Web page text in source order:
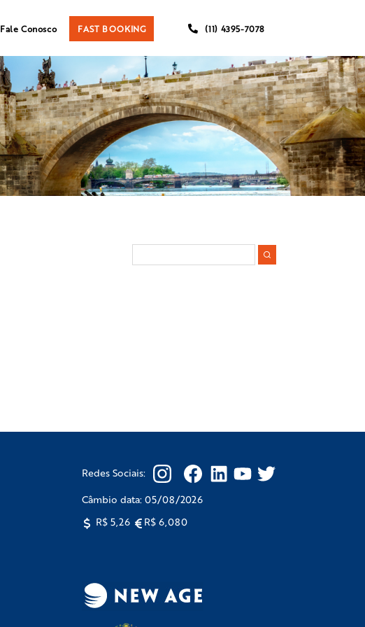
Fale Conosco FAST BOOKING (11) 4395-7078
Redes Sociais:
Câmbio data:05/08/2026
R$ 5,26
R$ 6,080